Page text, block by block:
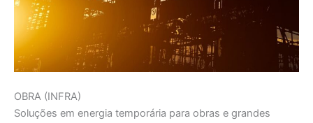
OBRA (INFRA)
Soluções em energia temporária para obras e grandes